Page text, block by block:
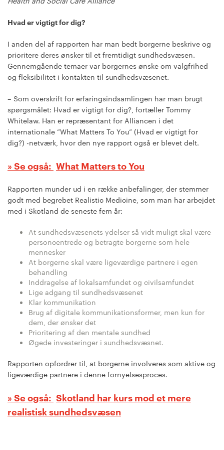
Hvad er vigtigt for dig?
I anden del af rapporten har man bedt borgerne beskrive og
prioritere deres ønsker til et fremtidigt sundhedsvæsen.
Gennemgående temaer var borgernes ønske om valgfrihed
og fleksibilitet i kontakten til sundhedsvæsenet.
– Som overskrift for erfaringsindsamlingen har man brugt
spørgsmålet: Hvad er vigtigt for dig?, fortæller Tommy
Whitelaw. Han er repræsentant for Alliancen i det
internationale ”What Matters To You” (Hvad er vigtigt for
dig?) -netværk, hvor den nye rapport også er blevet delt.
What Matters to You
Rapporten munder ud i en række anbefalinger, der stemmer
godt med begrebet Realistic Medicine, som man har arbejdet
med i Skotland de seneste fem år:
At sundhedsvæsenets ydelser så vidt muligt skal være
personcentrede og betragte borgerne som hele
mennesker
At borgerne skal være ligeværdige partnere i egen
behandling
Inddragelse af lokalsamfundet og civilsamfundet
Lige adgang til sundhedsvæsenet
Klar kommunikation
Brug af digitale kommunikationsformer, men kun for
dem, der ønsker det
Prioritering af den mentale sundhed
Øgede investeringer i sundhedsvæsnet.
Rapporten opfordrer til, at borgerne involveres som aktive og
ligeværdige partnere i denne fornyelsesproces.
Skotland har kurs mod et mere
realistisk sundhedsvæsen